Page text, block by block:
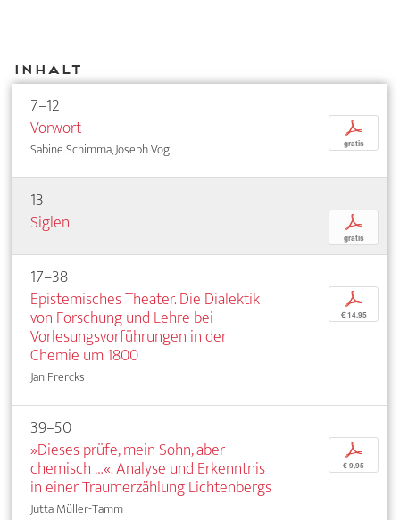
Inhalt
7–12
Vorwort
Sabine Schimma, Joseph Vogl
p
gratis
13
Siglen
p
gratis
17–38
Epistemisches Theater. Die Dialektik
von Forschung und Lehre bei
Vorlesungsvorführungen in der
Chemie um 1800
Jan Frercks
p
€ 14,95
39–50
»Dieses prüfe, mein Sohn, aber
chemisch …«. Analyse und Erkenntnis
in einer Traumerzählung Lichtenbergs
Jutta Müller-Tamm
p
€ 9,95